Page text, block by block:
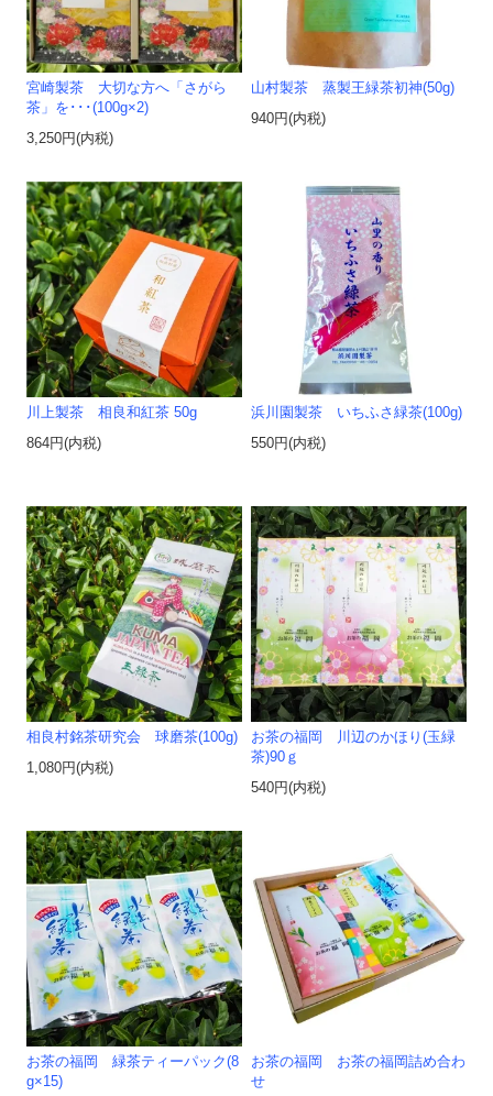
宮崎製茶 大切な方へ「さがら
茶」を･･･(100g×2)
3,250円(内税)
山村製茶 蒸製王緑茶初神(50g)
940円(内税)
川上製茶 相良和紅茶 50g
864円(内税)
浜川園製茶 いちふさ緑茶(100g)
550円(内税)
相良村銘茶研究会 球磨茶(100g)
1,080円(内税)
お茶の福岡 川辺のかほり(玉緑
茶)90ｇ
540円(内税)
お茶の福岡 緑茶ティーパック(8
g×15)
お茶の福岡 お茶の福岡詰め合わ
せ